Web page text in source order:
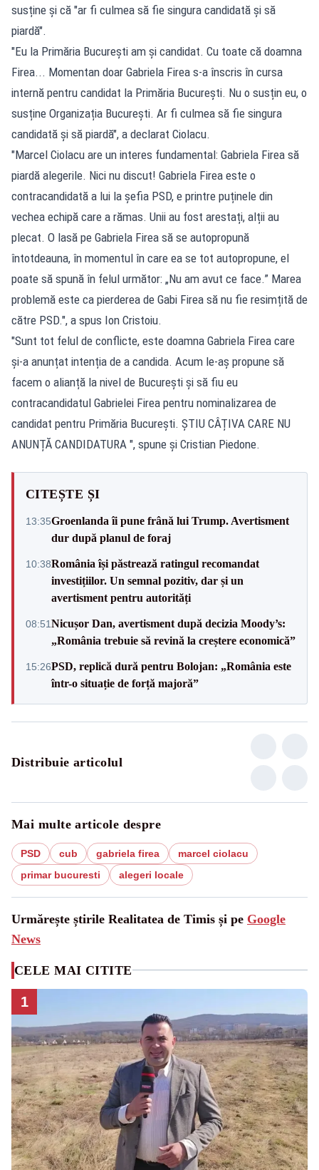
susține și că "ar fi culmea să fie singura candidată și să
piardă".
"Eu la Primăria București am și candidat. Cu toate că doamna
Firea... Momentan doar Gabriela Firea s-a înscris în cursa
internă pentru candidat la Primăria București. Nu o susțin eu, o
susține Organizația București. Ar fi culmea să fie singura
candidată și să piardă", a declarat Ciolacu.
"Marcel Ciolacu are un interes fundamental: Gabriela Firea să
piardă alegerile. Nici nu discut! Gabriela Firea este o
contracandidată a lui la șefia PSD, e printre puținele din
vechea echipă care a rămas. Unii au fost arestați, alții au
plecat. O lasă pe Gabriela Firea să se autopropună
întotdeauna, în momentul în care ea se tot autopropune, el
poate să spună în felul următor: „Nu am avut ce face.” Marea
problemă este ca pierderea de Gabi Firea să nu fie resimțită de
către PSD.", a spus Ion Cristoiu.
"Sunt tot felul de conflicte, este doamna Gabriela Firea care
și-a anunțat intenția de a candida. Acum le-aș propune să
facem o alianță la nivel de București și să fiu eu
contracandidatul Gabrielei Firea pentru nominalizarea de
candidat pentru Primăria București. ȘTIU CÂȚIVA CARE NU
ANUNȚĂ CANDIDATURA ", spune și Cristian Piedone.
CITEȘTE ȘI
13:35Groenlanda îi pune frână lui Trump. Avertisment
dur după planul de foraj
10:38România își păstrează ratingul recomandat
investițiilor. Un semnal pozitiv, dar și un
avertisment pentru autorități
08:51Nicușor Dan, avertisment după decizia Moody’s:
„România trebuie să revină la creștere economică”
15:26PSD, replică dură pentru Bolojan: „România este
într-o situație de forță majoră”
Distribuie articolul
Mai multe articole despre
PSD cub gabriela firea
marcel ciolacu
primar bucuresti
alegeri locale
Urmărește știrile Realitatea de Timis și pe Google
News
CELE MAI CITITE
1